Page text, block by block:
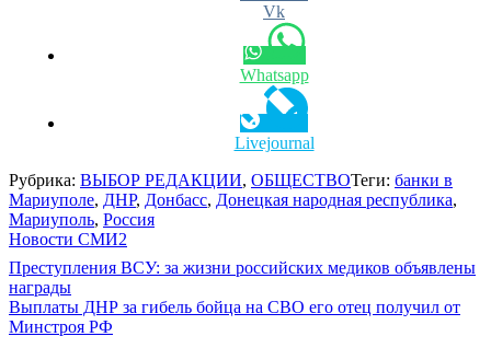
Vk
Whatsapp
Livejournal
Рубрика: ВЫБОР РЕДАКЦИИ, ОБЩЕСТВОТеги: банки в
Мариуполе, ДНР, Донбасс, Донецкая народная республика,
Мариуполь, Россия
Новости СМИ2
Навигация
по
записям
Преступления ВСУ: за жизни российских медиков объявлены
награды
Выплаты ДНР за гибель бойца на СВО его отец получил от
Минстроя РФ